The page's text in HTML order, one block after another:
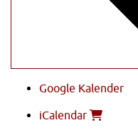
Google Kalender
iCalendar